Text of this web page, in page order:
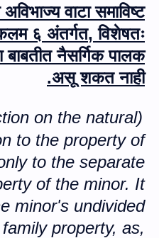
वाटा समाविष्ट
६ अंतर्गत,विशेषतः
बाबतीत नैसर्गिक पालक
असू शकत नाही.
(
on the natural
to the property of
to the separate
of the minor. It
minor's undivided
property, as,